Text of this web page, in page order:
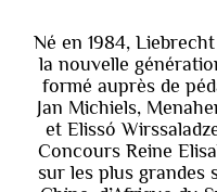
Né en 1984,
la nouvelle
formé auprès de
Jan Michiels,
et Elissó
Concours Reine
sur les plus grandes